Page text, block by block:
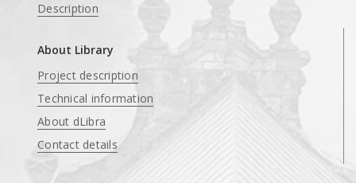
Description
About Library
Project description
Technical information
About dLibra
Contact details